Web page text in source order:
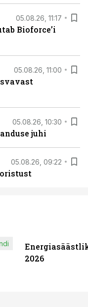
05.08.26, 11:17
Bioforce’i
05.08.26, 11:00
05.08.26, 10:30
juhi
05.08.26, 09:22
2026